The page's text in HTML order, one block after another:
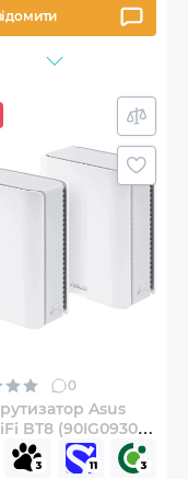
0
Asus
BT8 (90IG0930-
2-pack